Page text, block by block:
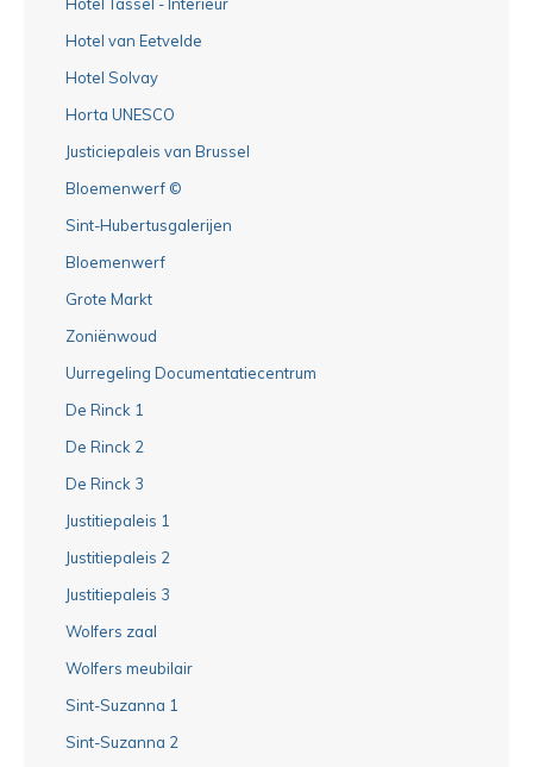
Hotel van Eetvelde
Hotel Solvay
Horta UNESCO
Justiciepaleis van Brussel
Bloemenwerf ©
Sint-Hubertusgalerijen
Bloemenwerf
Grote Markt
Zoniënwoud
Uurregeling Documentatiecentrum
De Rinck 1
De Rinck 2
De Rinck 3
Justitiepaleis 1
Justitiepaleis 2
Justitiepaleis 3
Wolfers zaal
Wolfers meubilair
Sint-Suzanna 1
Sint-Suzanna 2